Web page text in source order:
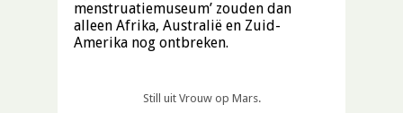
menstruatiemuseum’ zouden dan
alleen Afrika, Australië en Zuid-
Amerika nog ontbreken.
Still uit Vrouw op Mars.